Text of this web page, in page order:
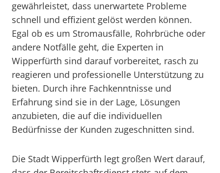
gewährleistet, dass unerwartete Probleme
schnell und effizient gelöst werden können.
Egal ob es um Stromausfälle, Rohrbrüche oder
andere Notfälle geht, die Experten in
Wipperfürth sind darauf vorbereitet, rasch zu
reagieren und professionelle Unterstützung zu
bieten. Durch ihre Fachkenntnisse und
Erfahrung sind sie in der Lage, Lösungen
anzubieten, die auf die individuellen
Bedürfnisse der Kunden zugeschnitten sind.
Die Stadt Wipperfürth legt großen Wert darauf,